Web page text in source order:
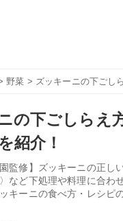
野菜 > ズッキーニの下ごし
の下ごしらえ
紹介！
園監修】ズッキーニの正
など下処理や料理に合わ
キーニの食べ方・レシピ